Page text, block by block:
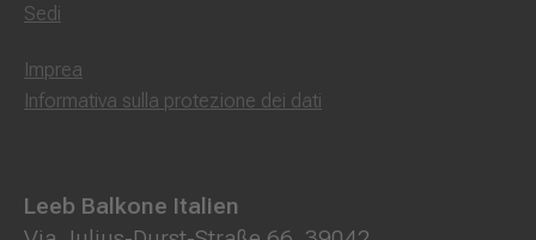
Sedi
Imprea
Informativa sulla protezione dei dati
Leeb Balkone Italien